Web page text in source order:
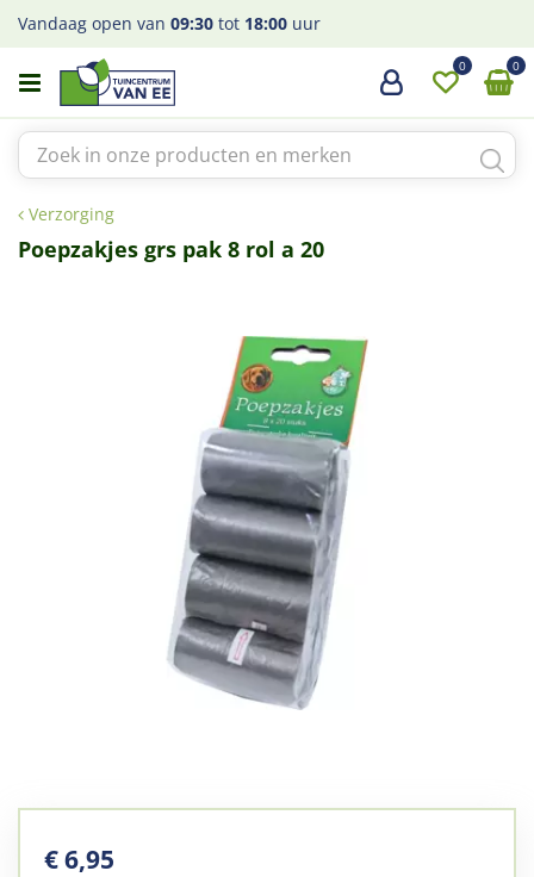
a
Verzorging
Vandaag open van 09:30 tot 18:00 uur
Poepzakjes grs pak 8 rol a 20
€6,95